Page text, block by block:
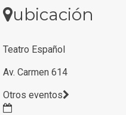
ubicación
Teatro Español
Av. Carmen 614
Otros eventos